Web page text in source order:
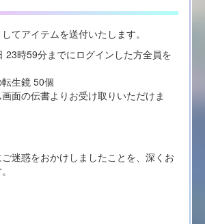
てアイテムを送付いたします。
23時59分までにログインした方全員を
生鏡 50個
面の伝書よりお受け取りいただけま
迷惑をおかけしましたことを、深くお